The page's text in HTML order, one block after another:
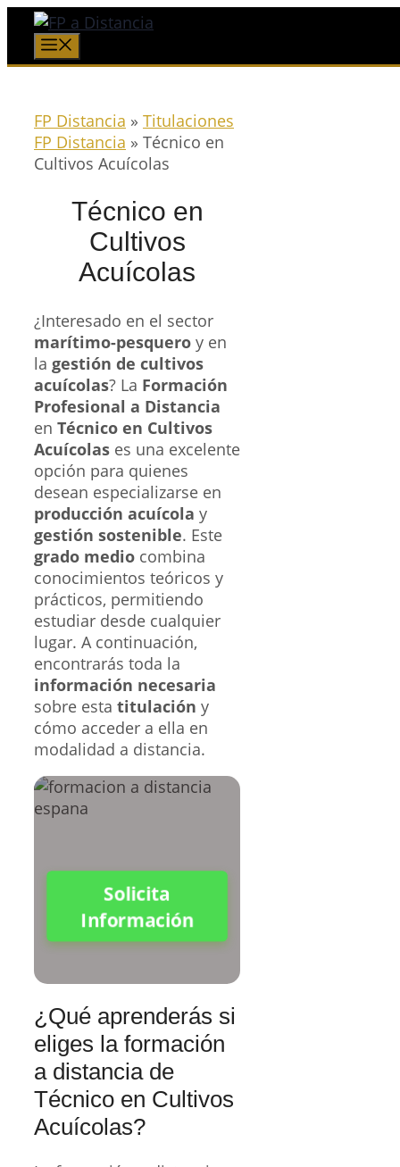
Saltar
contenido
FP Distancia » Titulaciones
FP Distancia » Técnico en
Cultivos Acuícolas
Técnico en
Cultivos
Acuícolas
¿Interesado en el sector
marítimo-pesquero y en
la gestión de cultivos
acuícolas? La Formación
Profesional a Distancia
en Técnico en Cultivos
Acuícolas es una excelente
opción para quienes
desean especializarse en
producción acuícola y
gestión sostenible. Este
grado medio combina
conocimientos teóricos y
prácticos, permitiendo
estudiar desde cualquier
lugar. A continuación,
encontrarás toda la
información necesaria
sobre esta titulación y
cómo acceder a ella en
modalidad a distancia.
Solicita
Información
¿Qué aprenderás si
eliges la formación
a distancia de
Técnico en Cultivos
Acuícolas?